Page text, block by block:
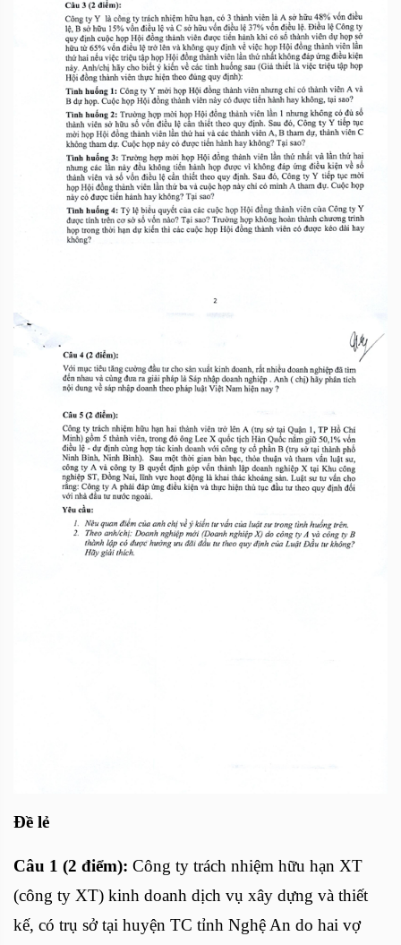
Đề lẻ
Câu 1 (2 điểm): Công ty trách nhiệm hữu hạn XT
(công ty XT) kinh doanh dịch vụ xây dựng và thiết
kế, có trụ sở tại huyện TC tỉnh Nghệ An do hai vợ